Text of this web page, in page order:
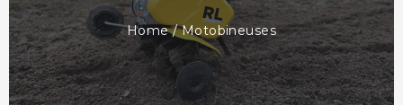
Home/ Motobineuses